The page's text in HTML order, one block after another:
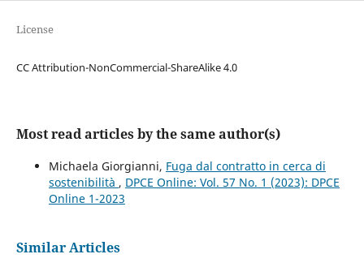
License
CC Attribution-NonCommercial-ShareAlike 4.0
Most read articles by the same author(s)
Michaela Giorgianni, Fuga dal contratto in cerca di
sostenibilità , DPCE Online: Vol. 57 No. 1 (2023): DPCE
Online 1-2023
Similar Articles